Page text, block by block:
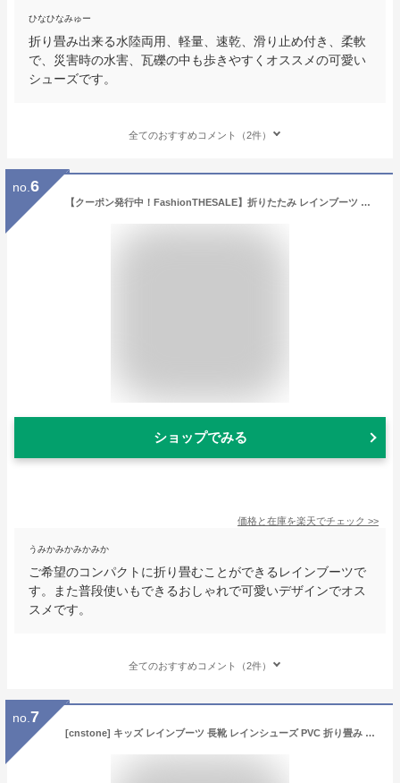
ひなひなみゅー
折り畳み出来る水陸両用、軽量、速乾、滑り止め付き、柔軟
で、災害時の水害、瓦礫の中も歩きやすくオススメの可愛い
シューズです。
全てのおすすめコメント（2件）
no. 6
【クーポン発行中！FashionTHESALE】折りたたみ レインブーツ キッズ 長靴 女の子 子供 長靴キッズ 18cm 19cm 20cm 21cm 22cm 23cm 24cm 25cm ジュニア おしゃれ 小学生 子ども こども 雨靴 雪 レインシューズ パッカブル インソール シューズバック eimiarts
ショップでみる
価格と在庫を楽天でチェック >>
うみかみかみかみか
ご希望のコンパクトに折り畳むことができるレインブーツで
す。また普段使いもできるおしゃれで可愛いデザインでオス
スメです。
全てのおすすめコメント（2件）
no. 7
[cnstone] キッズ レインブーツ 長靴 レインシューズ PVC 折り畳み 収納可能 ポケッタブル 防水 雨靴 子供用 柔らかい ノンスリップソール ガーデニング キャンプ 通学（ブラウン，22cm）